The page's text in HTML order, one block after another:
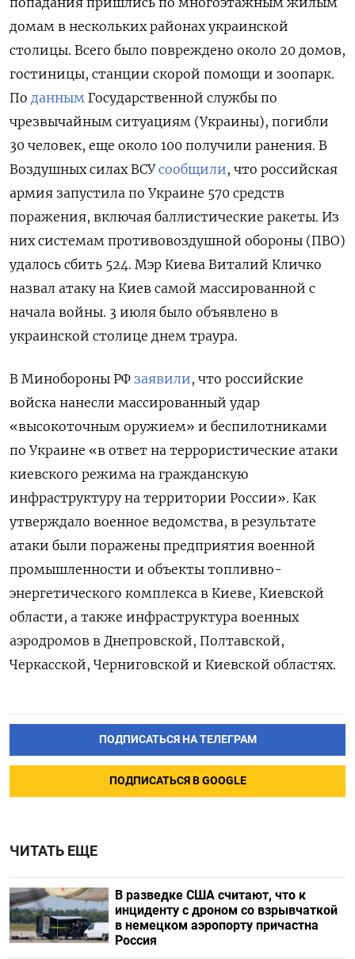
домам в нескольких районах украинской
столицы. Всего было повреждено около 20 домов,
гостиницы, станции скорой помощи и зоопарк.
По данным Государственной службы по
чрезвычайным ситуациям (Украины), погибли
30 человек, еще около 100 получили ранения. В
Воздушных силах ВСУсообщили, что российская
армия запустила по Украине 570 средств
поражения, включая баллистические ракеты. Из
них системам противовоздушной обороны (ПВО)
удалось сбить 524. Мэр Киева Виталий Кличко
назвал атаку на Киев самой массированной с
начала войны. 3 июля было объявлено в
украинской столице днем траура.
В Минобороны РФ заявили, что российские
войска нанесли массированный удар
«высокоточным оружием» и беспилотниками
по Украине «в ответ на террористические атаки
киевского режима на гражданскую
инфраструктуру на территории России». Как
утверждало военное ведомства, в результате
атаки были поражены предприятия военной
промышленности и объекты топливно-
энергетического комплекса в Киеве, Киевской
области, а также инфраструктура военных
аэродромов в Днепровской, Полтавской,
Черкасской, Черниговской и Киевской областях.
ПОДПИСАТЬСЯ НА ТЕЛЕГРАМ
ПОДПИСАТЬСЯ В GOOGLE
ЧИТАТЬ ЕЩЕ
В разведке США считают, что к
инциденту с дроном со взрывчаткой
в немецком аэропорту причастна
Россия